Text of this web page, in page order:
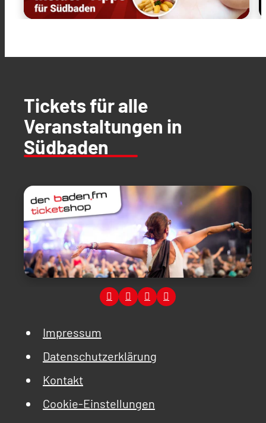
Tickets für alle
Veranstaltungen in
Südbaden
Impressum
Datenschutzerklärung
Kontakt
Cookie-Einstellungen